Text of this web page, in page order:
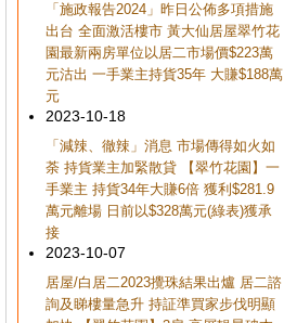
「施政報告2024」昨日公佈多項措施
出台 全面激活樓市 黃大仙居屋翠竹花
園最新兩房單位以居二市場價$223萬
元沽出 一手業主持貨35年 大賺$188萬
元
2023-10-18
「減辣、徹辣」消息 市場傳得如火如
荼 持貨業主加緊散貸 【翠竹花園】一
手業主 持貨34年大賺6倍 獲利$281.9
萬元離場 日前以$328萬元(綠表)獲承
接
2023-10-07
居屋/白居二2023攪珠結果出爐 居二諮
詢及睇樓量急升 持証準買家步伐明顯